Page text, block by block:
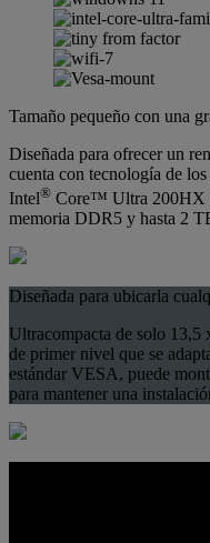
Tamaño pequeño con una
Diseñada para ofrecer un
cuenta con tecnología de los
Intel® Core™ Ultra 200HX
memoria DDR5 y hasta 2
Diseñada para ubicarla
Ultracompacta de solo 13,5
de primer nivel que se
estándar VESA, puede
para mantener una